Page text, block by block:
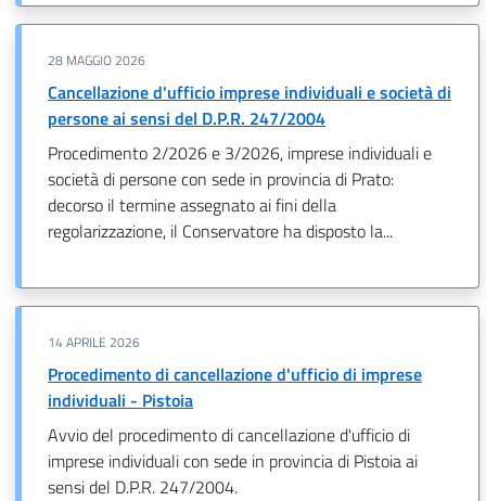
28 MAGGIO 2026
Cancellazione d'ufficio imprese individuali e società di
persone ai sensi del D.P.R. 247/2004
Procedimento 2/2026 e 3/2026, imprese individuali e
società di persone con sede in provincia di Prato:
decorso il termine assegnato ai fini della
regolarizzazione, il Conservatore ha disposto la...
14 APRILE 2026
Procedimento di cancellazione d'ufficio di imprese
individuali - Pistoia
Avvio del procedimento di cancellazione d'ufficio di
imprese individuali con sede in provincia di Pistoia ai
sensi del D.P.R. 247/2004.